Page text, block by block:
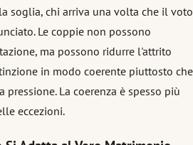
soglia, chi arriva una volta che il voto
Le coppie non possono
ma possono ridurre l'attrito
in modo coerente piuttosto che
pressione. La coerenza è spesso più
eccezioni.